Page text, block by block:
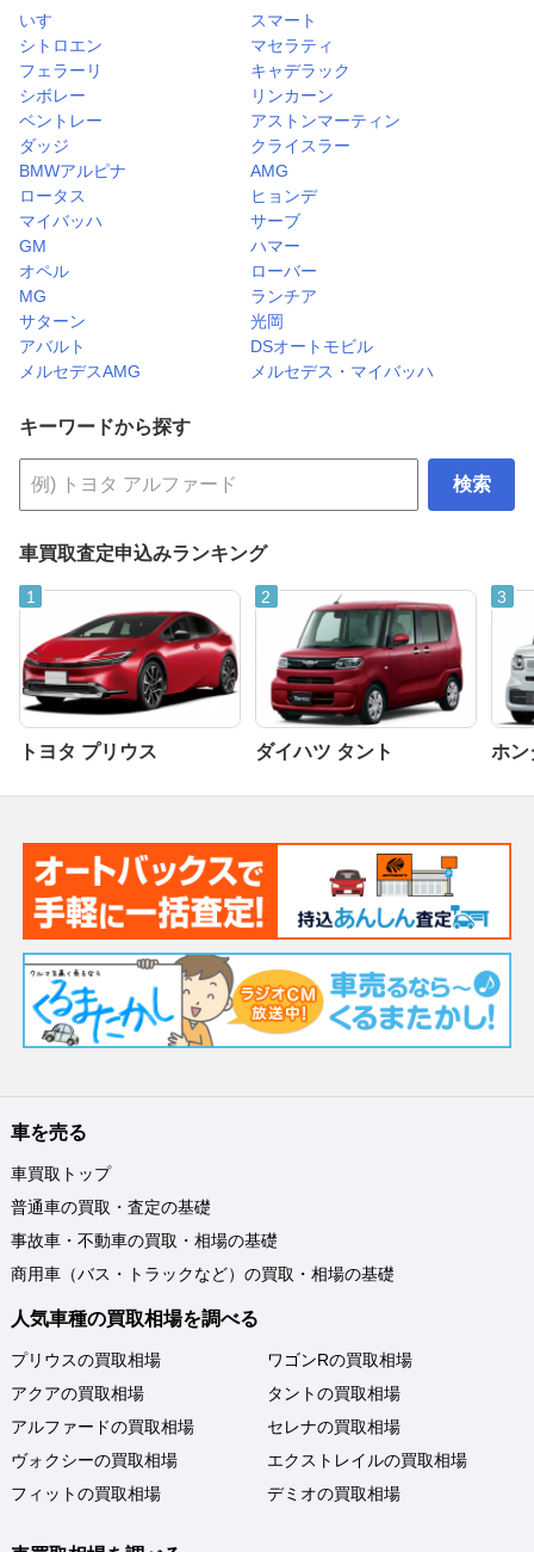
いすゞ
スマート
シトロエン
マセラティ
フェラーリ
キャデラック
シボレー
リンカーン
ベントレー
アストンマーティン
ダッジ
クライスラー
BMWアルピナ
AMG
ロータス
ヒョンデ
マイバッハ
サーブ
GM
ハマー
オペル
ローバー
MG
ランチア
サターン
光岡
アバルト
DSオートモビル
メルセデスAMG
メルセデス・マイバッハ
キーワードから探す
検索
車買取査定申込みランキング
トヨタ プリウス ダイハツ タント ホン
車を売る
車買取トップ
普通車の買取・査定の基礎
事故車・不動車の買取・相場の基礎
商用車（バス・トラックなど）の買取・相場の基礎
人気車種の買取相場を調べる
プリウスの買取相場
アクアの買取相場
アルファードの買取相場
ヴォクシーの買取相場
フィットの買取相場
ワゴンRの買取相場
タントの買取相場
セレナの買取相場
エクストレイルの買取相場
デミオの買取相場